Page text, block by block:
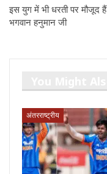
इस युग में भी धरती पर मौजूद हैं
भगवान हनुमान जी
अंतरराष्ट्रीय